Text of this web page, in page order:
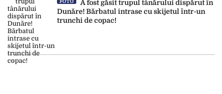
FOTO
A fost găsit trupul tânărului dispărut în
Dunăre! Bărbatul intrase cu skijetul într-un
trunchi de copac!